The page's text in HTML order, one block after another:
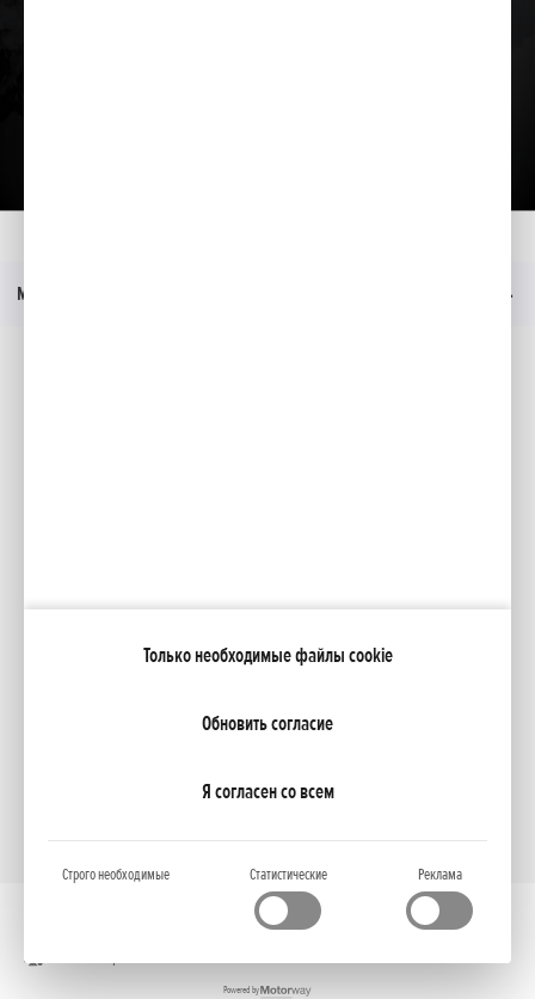
Только необходимые файлы cookie
Обновить согласие
Я согласен со всем
Строго необходимые Статистические Реклама
Меню
Powered by